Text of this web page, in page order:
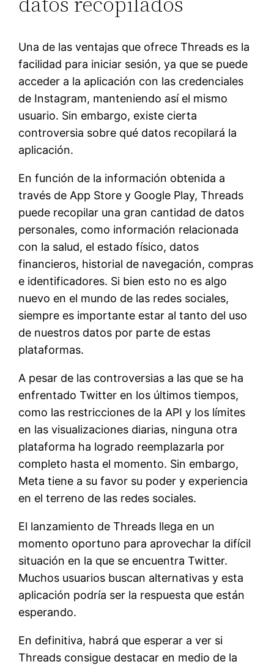
Una de las ventajas que ofrece Threads es la
facilidad para iniciar sesión, ya que se puede
acceder a la aplicación con las credenciales
de Instagram, manteniendo así el mismo
usuario. Sin embargo, existe cierta
controversia sobre qué datos recopilará la
aplicación.
En función de la información obtenida a
través de App Store y Google Play, Threads
puede recopilar una gran cantidad de datos
personales, como información relacionada
con la salud, el estado físico, datos
financieros, historial de navegación, compras
e identificadores. Si bien esto no es algo
nuevo en el mundo de las redes sociales,
siempre es importante estar al tanto del uso
de nuestros datos por parte de estas
plataformas.
A pesar de las controversias a las que se ha
enfrentado Twitter en los últimos tiempos,
como las restricciones de la API y los límites
en las visualizaciones diarias, ninguna otra
plataforma ha logrado reemplazarla por
completo hasta el momento. Sin embargo,
Meta tiene a su favor su poder y experiencia
en el terreno de las redes sociales.
El lanzamiento de Threads llega en un
momento oportuno para aprovechar la difícil
situación en la que se encuentra Twitter.
Muchos usuarios buscan alternativas y esta
aplicación podría ser la respuesta que están
esperando.
En definitiva, habrá que esperar a ver si
Threads consigue destacar en medio de la